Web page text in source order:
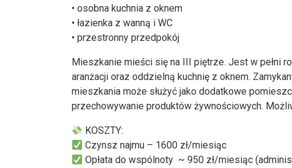
• osobna kuchnia z oknem
• łazienka z wanną i WC
• przestronny przedpokój
Mieszkanie mieści się na III piętrze. Jest w pełni
aranżacji oraz oddzielną kuchnię z oknem.
mieszkania może służyć jako dodatkowe
przechowywanie produktów żywnościowych.
KOSZTY:
Czynsz najmu – 1600 zł/miesiąc
Opłata do wspólnoty ~ 950 zł/miesiąc